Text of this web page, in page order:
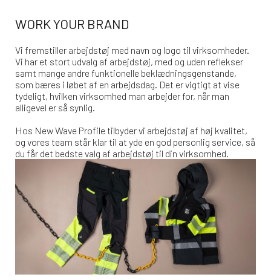
WORK YOUR BRAND
Vi fremstiller arbejdstøj med navn og logo til virksomheder.
Vi har et stort udvalg af arbejdstøj, med og uden reflekser
samt mange andre funktionelle beklædningsgenstande,
som bæres i løbet af en arbejdsdag. Det er vigtigt at vise
tydeligt, hvilken virksomhed man arbejder for, når man
alligevel er så synlig.
Hos New Wave Profile tilbyder vi arbejdstøj af høj kvalitet,
og vores team står klar til at yde en god personlig service, så
du får det bedste valg af arbejdstøj til din virksomhed.